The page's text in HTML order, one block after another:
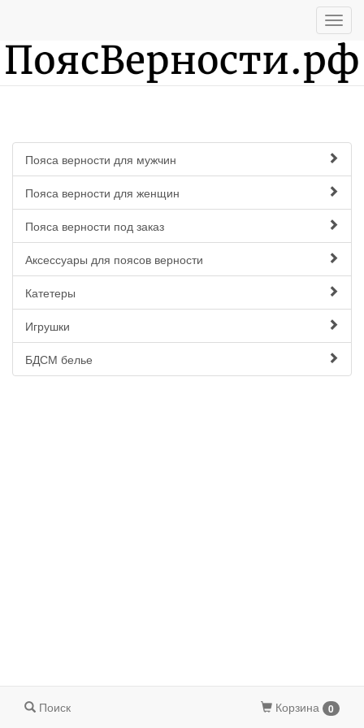
Пояса верности для мужчин
Пояса верности для женщин
Пояса верности под заказ
Аксессуары для поясов верности
Катетеры
Игрушки
БДСМ белье
Поиск Корзина 0